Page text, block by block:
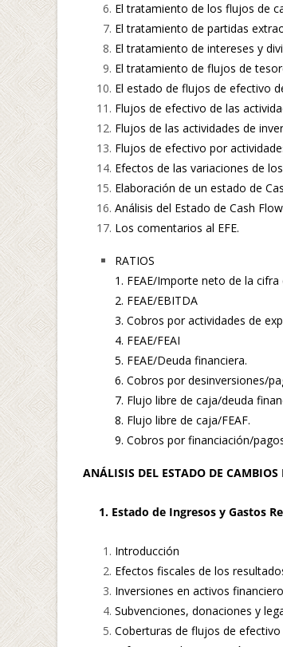
El tratamiento de los flujos de
El tratamiento de partidas
El tratamiento de intereses y
El tratamiento de flujos de
El estado de flujos de efectivo
Flujos de efectivo de las
Flujos de las actividades de
Flujos de efectivo por
Efectos de las variaciones de
Elaboración de un estado de
Análisis del Estado de Cash
Los comentarios al EFE.
RATIOS
1. FEAE/Importe neto de la cifra
2. FEAE/EBITDA
3. Cobros por actividades de
4. FEAE/FEAI
5. FEAE/Deuda financiera.
6. Cobros por desinversiones/
7. Flujo libre de caja/deuda
8. Flujo libre de caja/FEAF.
9. Cobros por financiación/
ANÁLISIS DEL ESTADO DE
1. Estado de Ingresos y Gastos
Introducción
Efectos fiscales de los
Inversiones en activos
Subvenciones, donaciones y
Coberturas de flujos de efectivo